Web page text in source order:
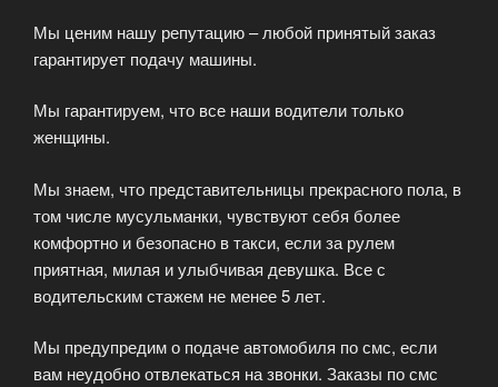
Мы ценим нашу репутацию – любой принятый заказ
гарантирует подачу машины.
Мы гарантируем, что все наши водители только
женщины.
Мы знаем, что представительницы прекрасного пола, в
том числе мусульманки, чувствуют себя более
комфортно и безопасно в такси, если за рулем
приятная, милая и улыбчивая девушка. Все с
водительским стажем не менее 5 лет.
Мы предупредим о подаче автомобиля по смс, если
вам неудобно отвлекаться на звонки. Заказы по смс